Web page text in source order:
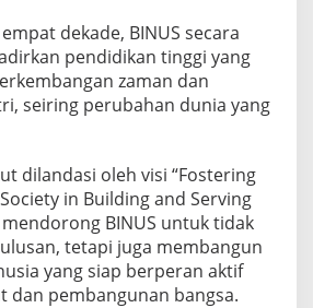
l
D
g
p
r
e
n
e
u
dekade, BINUS secara
pendidikan tinggi yang
zaman dan
seiring perubahan dunia yang
dilandasi oleh visi “Fostering
in Building and Serving
BINUS untuk tidak
tetapi juga membangun
yang siap berperan aktif
dan pembangunan bangsa.